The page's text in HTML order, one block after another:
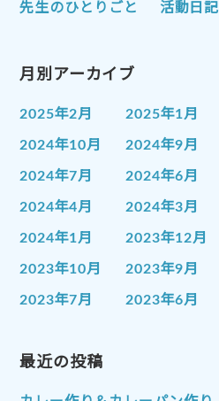
先生のひとりごと 活動日記
月別アーカイブ
2025年2月 2025年1月
2024年10月 2024年9月
2024年7月 2024年6月
2024年4月 2024年3月
2024年1月 2023年12月
2023年10月 2023年9月
2023年7月 2023年6月
2023年1月
2022年10月 2022年9月
最近の投稿